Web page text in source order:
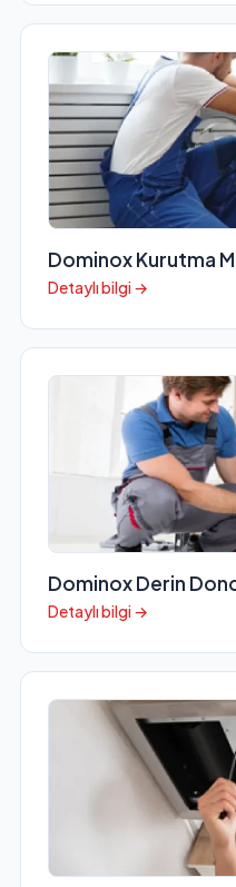
Dominox Kurutma
Detaylı bilgi →
Dominox Derin
Detaylı bilgi →